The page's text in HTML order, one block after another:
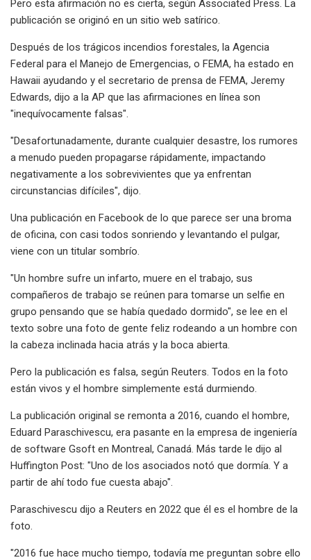
Pero esta afirmación no es cierta, según Associated Press. La
publicación se originó en un sitio web satírico.
Después de los trágicos incendios forestales, la Agencia
Federal para el Manejo de Emergencias, o FEMA, ha estado en
Hawaii ayudando y el secretario de prensa de FEMA, Jeremy
Edwards, dijo a la AP que las afirmaciones en línea son
"inequívocamente falsas".
"Desafortunadamente, durante cualquier desastre, los rumores
a menudo pueden propagarse rápidamente, impactando
negativamente a los sobrevivientes que ya enfrentan
circunstancias difíciles", dijo.
Una publicación en Facebook de lo que parece ser una broma
de oficina, con casi todos sonriendo y levantando el pulgar,
viene con un titular sombrío.
"Un hombre sufre un infarto, muere en el trabajo, sus
compañeros de trabajo se reúnen para tomarse un selfie en
grupo pensando que se había quedado dormido", se lee en el
texto sobre una foto de gente feliz rodeando a un hombre con
la cabeza inclinada hacia atrás y la boca abierta.
Pero la publicación es falsa, según Reuters. Todos en la foto
están vivos y el hombre simplemente está durmiendo.
La publicación original se remonta a 2016, cuando el hombre,
Eduard Paraschivescu, era pasante en la empresa de ingeniería
de software Gsoft en Montreal, Canadá. Más tarde le dijo al
Huffington Post: "Uno de los asociados notó que dormía. Y a
partir de ahí todo fue cuesta abajo".
Paraschivescu dijo a Reuters en 2022 que él es el hombre de la
foto.
"2016 fue hace mucho tiempo, todavía me preguntan sobre ello